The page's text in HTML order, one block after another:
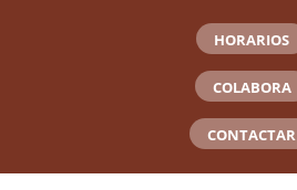
HORARIOS
COLABORA
CONTACTAR